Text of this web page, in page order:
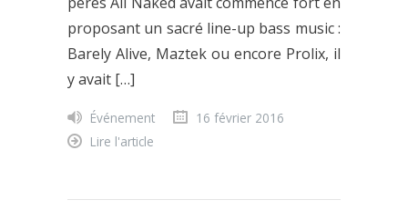
proposant un sacré line-up bass music :
Barely Alive, Maztek ou encore Prolix, il
y avait […]
Événement
16 février 2016
Lire l'article